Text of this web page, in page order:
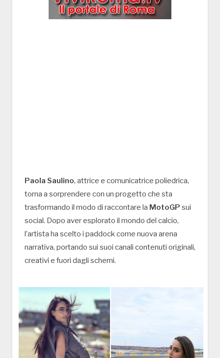
Paola Saulino, attrice e comunicatrice poliedrica,
torna a sorprendere con un progetto che sta
trasformando il modo di raccontare la MotoGP sui
social. Dopo aver esplorato il mondo del calcio,
l’artista ha scelto i paddock come nuova arena
narrativa, portando sui suoi canali contenuti originali,
creativi e fuori dagli schemi.